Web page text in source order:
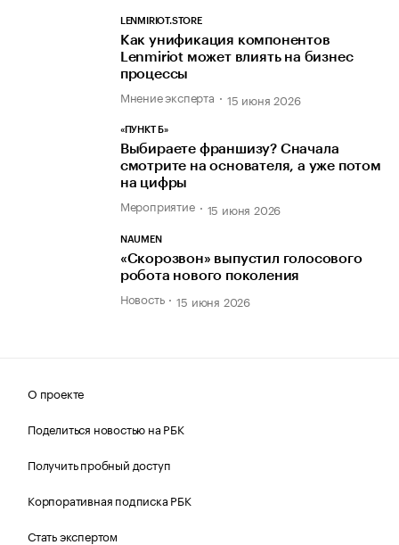
LENMIRIOT.STORE
Как унификация компонентов
Lenmiriot может влиять на бизнес
процессы
Мнение эксперта 15 июня 2026
«ПУНКТ Б»
Выбираете франшизу? Сначала
смотрите на основателя, а уже потом
на цифры
Мероприятие 15 июня 2026
NAUMEN
«Скорозвон» выпустил голосового
робота нового поколения
Новость 15 июня 2026
О проекте
Поделиться новостью на РБК
Получить пробный доступ
Корпоративная подписка РБК
Стать экспертом